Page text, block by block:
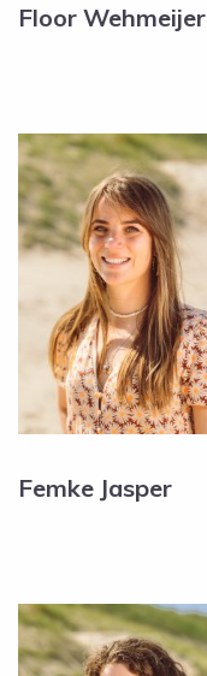
Floor Wehmeijer
Femke Jasper